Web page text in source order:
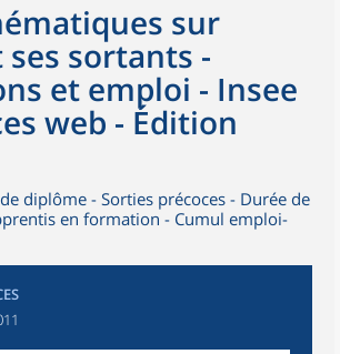
sur
ses sortants -
et emploi - Insee
web - Édition
diplôme - Sorties précoces - Durée de
en formation - Cumul emploi-